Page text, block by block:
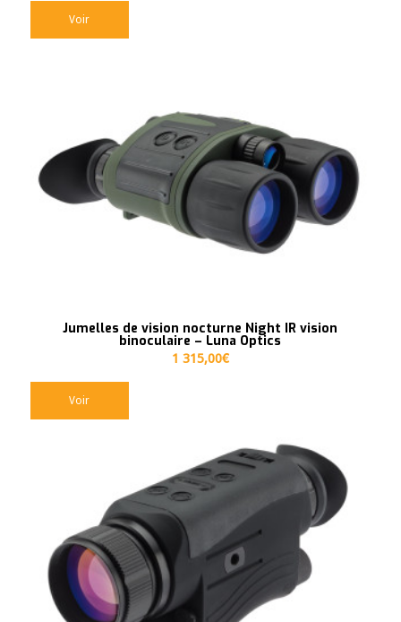
Voir
Jumelles de vision nocturne Night IR vision
binoculaire – Luna Optics
1 315,00€
Voir